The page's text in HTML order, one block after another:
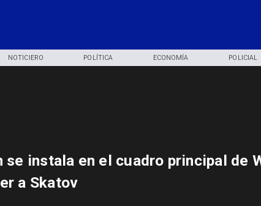
NOTICIERO POLÍTICA ECONOMÍA POLICIAL
se instala en el cuadro principal de
a Skatov